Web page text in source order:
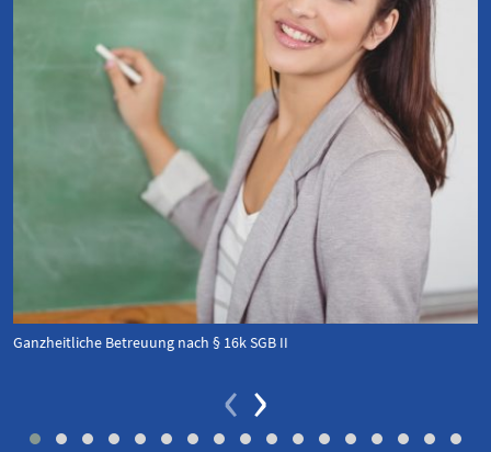
Ganzheitliche Betreuung nach § 16k SGB II
‹ ›